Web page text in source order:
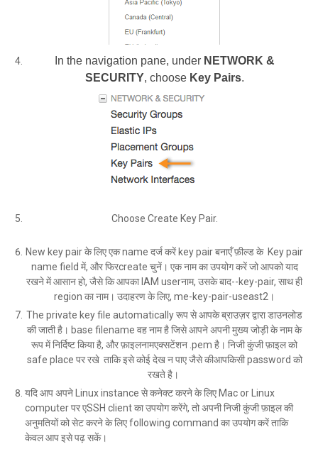
In the navigation pane, under NETWORK &
SECURITY, choose Key Pairs.
Choose Create Key Pair.
New key pair के लिए एक name दर्ज करें key pair बनाएँ फ़ील्ड के Key pair
name field में, और फिरcreate चुनें। एक नाम का उपयोग करें जो आपको याद
रखने में आसान हो, जैसे कि आपका IAM userनाम, उसके बाद--key-pair, साथ ही
region का नाम। उदाहरण के लिए, me-key-pair-useast2।
The private key file automatically रूप से आपके ब्राउज़र द्वारा डाउनलोड
की जाती है। base filename वह नाम है जिसे आपने अपनी मुख्य जोड़ी के नाम के
रूप में निर्दिष्ट किया है, और फ़ाइलनामएक्सटेंशन .pem है। निजी कुंजी फ़ाइल को
safe place पर रखे ताकि इसे कोई देख न पाए जैसे कीआपकिसी password को
रखते है।
यदि आप अपने Linux instance से कनेक्ट करने के लिए Mac or Linux
computer पर एSSH client का उपयोग करेंगे, तो अपनी निजी कुंजी फ़ाइल की
अनुमतियों को सेट करने के लिए following command का उपयोग करें ताकि
केवल आप इसे पढ़ सकें।